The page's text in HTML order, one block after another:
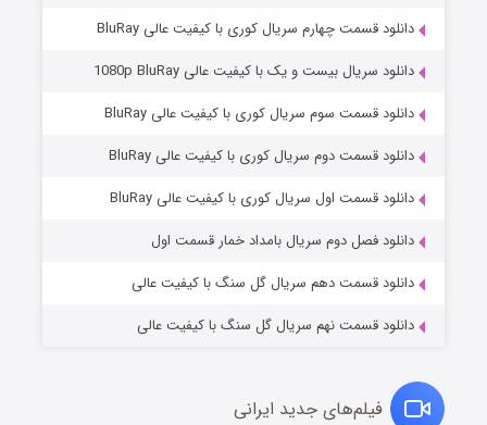
وستی ها
قسمت۱ (زیرنویس) منتشر شد
دانلود قسمت چهارم سریال کوری با کیفیت عالی BluRay
دانلود سریال بیست و یک با کیفیت عالی 1080p BluRay
دانلود قسمت سوم سریال کوری با کیفیت عالی BluRay
دانلود قسمت دوم سریال کوری با کیفیت عالی BluRay
دانلود قسمت اول سریال کوری با کیفیت عالی BluRay
دانلود فصل دوم سریال بامداد خمار قسمت اول
دانلود قسمت دهم سریال گل سنگ با کیفیت عالی
دانلود قسمت نهم سریال گل سنگ با کیفیت عالی
فیلم‌های جدید ایرانی